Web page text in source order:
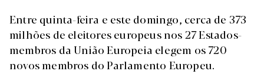
Entre quinta-feira e este domingo, cerca de 373
milhões de eleitores europeus nos 27 Estados-
membros da União Europeia elegem os 720
novos membros do Parlamento Europeu.